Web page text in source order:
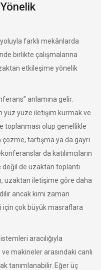
farklı mekânlarda
birlikte çalışmalarına
etkileşime yönelik
anlamına gelir.
yüz yüze iletişim kurmak ve
toplanması olup genellikle
çözme, tartışma ya da gayri
da katılımcıların
de uzaktan toplantı
uzaktan iletişime göre daha
ancak kimi zaman
için çok büyük masraflara
aracılığıyla
makineler arasındaki canlı
tanımlanabilir. Eğer üç